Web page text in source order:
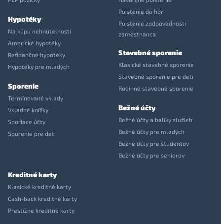
Hypotéky
Na kúpu nehnuteľnosti
Americké hypotéky
Refinančné hypotéky
Hypotéky pre mladých
Sporenie
Termínované vklady
Vkladné knížky
Sporiace účty
Sporenie pre deti
Poistenie do hôr
Poistenie zodpovednosti
zamestnanca
Stavebné sporenie
Klasické stavebné sporenie
Stavebné sporenie pre deti
Rodinné stavebné sporenie
Bežné účty
Bežné účty a balíky služieb
Bežné účty pre mladých
Bežné účty pre študentov
Bežné účty pre seniorov
Kreditné karty
Klasické kreditné karty
Cash-back kreditné karty
Prestížne kreditné karty